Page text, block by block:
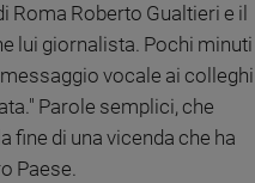
Roma Roberto Gualtieri e il
lui giornalista. Pochi minuti
vocale ai colleghi
Parole semplici, che
fine di una vicenda che ha
Paese.